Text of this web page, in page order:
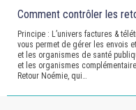
Comment contrôler les
Principe : L’univers factures &
vous permet de gérer les envois
et les organismes de santé
et les organismes
Retour Noémie, qui…